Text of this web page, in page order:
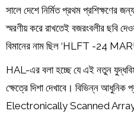
সালে দেশে নির্মিত প্রথম প্রশিক্ষণের
স্মরণীয় করে রাখতেই বজরংবলীর ছবি
বিমানের নাম ছিল ‘HLFT -24
HAL-এর বলা হচ্ছে যে এই নতুন
ক্ষেত্রে দিশা দেখাবে। বিভিন্ন
Electronically Scanned